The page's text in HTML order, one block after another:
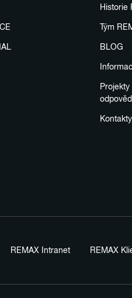
Historie
Tým
BLOG
Kontakty
REMAX Intranet REMAX